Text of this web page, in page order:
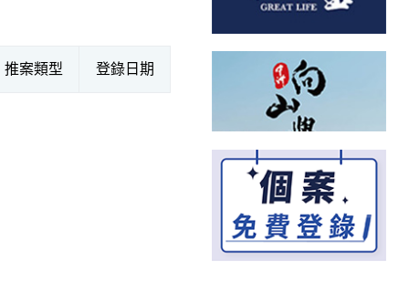
推案類型 登錄日期